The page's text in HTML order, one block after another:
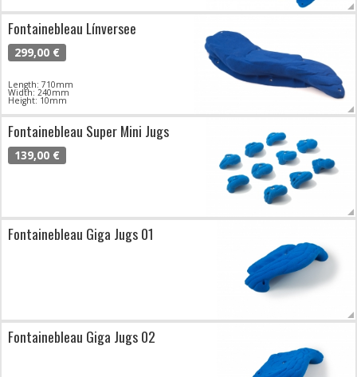
Fontainebleau Línversee
299,00 €
Length: 710mm
Width: 240mm
Height: 10mm
Fontainebleau Super Mini Jugs
139,00 €
Fontainebleau Giga Jugs 01
Fontainebleau Giga Jugs 02